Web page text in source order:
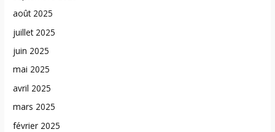
août 2025
juillet 2025
juin 2025
mai 2025
avril 2025
mars 2025
février 2025